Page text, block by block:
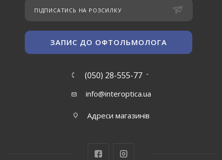
ПІДПИСАТИСЬ НА РОЗСИЛКУ
ЗАПИС ДО ОФТОЛЬМОЛОГА
(050) 28-555-77
info@interoptica.ua
Адреси магазинів